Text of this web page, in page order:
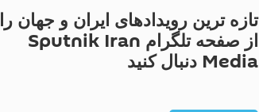
تازه ترین رویدادهای ایران و جهان را
از صفحه تلگرام Sputnik Iran
Media دنبال کنید